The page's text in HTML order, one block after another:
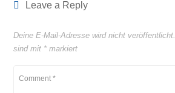
Leave a Reply
Deine E-Mail-Adresse wird nicht veröffentlicht.
sind mit * markiert